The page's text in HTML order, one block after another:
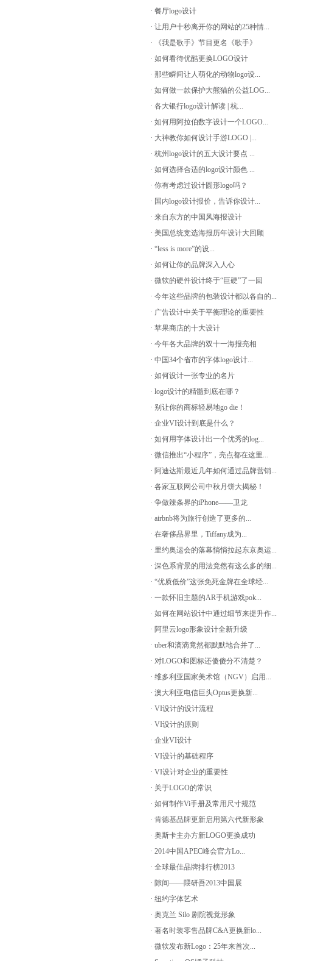
· 餐厅logo设计
· 让用户十秒离开你的网站的25种情...
· 《我是歌手》节目更名《歌手》
· 如何看待优酷更换LOGO设计
· 那些瞬间让人萌化的动物logo设...
· 如何做一款保护大熊猫的公益LOG...
· 各大银行logo设计解读 | 杭...
· 如何用阿拉伯数字设计一个LOGO...
· 大神教你如何设计手游LOGO |...
· 杭州logo设计的五大设计要点 ...
· 如何选择合适的logo设计颜色 ...
· 你有考虑过设计圆形logo吗？
· 国内logo设计报价，告诉你设计...
· 来自东方的中国风海报设计
· 美国总统竞选海报历年设计大回顾
· “less is more”的设...
· 如何让你的品牌深入人心
· 微软的硬件设计终于“巨硬”了一回
· 今年这些品牌的包装设计都以各自的...
· 广告设计中关于平衡理论的重要性
· 苹果商店的十大设计
· 今年各大品牌的双十一海报亮相
· 中国34个省市的字体logo设计...
· 如何设计一张专业的名片
· logo设计的精髓到底在哪？
· 别让你的商标轻易地go die！
· 企业VI设计到底是什么？
· 如何用字体设计出一个优秀的log...
· 微信推出“小程序”，亮点都在这里...
· 阿迪达斯最近几年如何通过品牌营销...
· 各家互联网公司中秋月饼大揭秘！
· 争做辣条界的iPhone——卫龙
· airbnb将为旅行创造了更多的...
· 在奢侈品界里，Tiffany成为...
· 里约奥运会的落幕悄悄拉起东京奥运...
· 深色系背景的用法竟然有这么多的细...
· “优质低价”这张免死金牌在全球经...
· 一款怀旧主题的AR手机游戏pok...
· 如何在网站设计中通过细节来提升作...
· 阿里云logo形象设计全新升级
· uber和滴滴竟然都默默地合并了...
· 对LOGO和图标还傻傻分不清楚？
· 维多利亚国家美术馆（NGV）启用...
· 澳大利亚电信巨头Optus更换新...
· VI设计的设计流程
· VI设计的原则
· 企业VI设计
· VI设计的基础程序
· VI设计对企业的重要性
· 关于LOGO的常识
· 如何制作Vi手册及常用尺寸规范
· 肯德基品牌更新启用第六代新形象
· 奥斯卡主办方新LOGO更换成功
· 2014中国APEC峰会官方Lo...
· 全球最佳品牌排行榜2013
· 隙间——隈研吾2013中国展
· 纽约字体艺术
· 奥克兰 Silo 剧院视觉形象
· 著名时装零售品牌C&A更换新lo...
· 微软发布新Logo：25年来首次...